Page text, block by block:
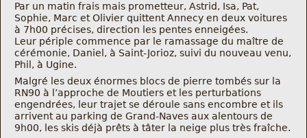
Frais kilométriques
Formation
Infos contact
Nous contacter
Par un matin frais mais prometteur, Astrid, Isa, Pat,
Sophie, Marc et Olivier quittent Annecy en deux voitures
à 7h00 précises, direction les pentes enneigées.
Leur périple commence par le ramassage du maître de
cérémonie, Daniel, à Saint-Jorioz, suivi du nouveau venu,
Phil, à Ugine.
Malgré les deux énormes blocs de pierre tombés sur la
RN90 à l’approche de Moutiers et les perturbations
engendrées, leur trajet se déroule sans encombre et ils
arrivent au parking de Grand-Naves aux alentours de
9h00, les skis déjà prêts à tâter la neige plus très fraîche.